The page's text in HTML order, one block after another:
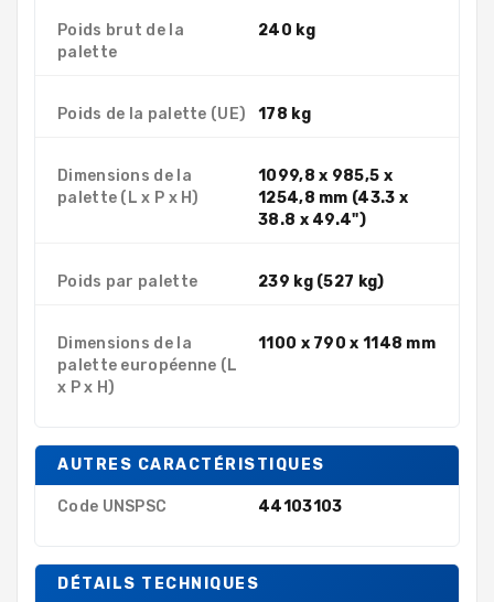
Poids brut de la
palette
240 kg
Poids de la palette (UE) 178 kg
Dimensions de la
palette (L x P x H)
1099,8 x 985,5 x
1254,8 mm (43.3 x
38.8 x 49.4")
Poids par palette 239 kg (527 kg)
Dimensions de la
palette européenne (L
x P x H)
1100 x 790 x 1148 mm
AUTRES CARACTÉRISTIQUES
Code UNSPSC 44103103
DÉTAILS TECHNIQUES